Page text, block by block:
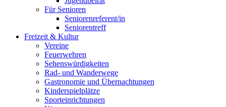
Für Senioren
Seniorenreferent/in
Seniorentreff
Freizeit & Kultur
Vereine
Feuerwehren
Sehenswürdigkeiten
Rad- und Wanderwege
Gastronomie und Übernachtungen
Kinderspielplätze
Sporteinrichtungen